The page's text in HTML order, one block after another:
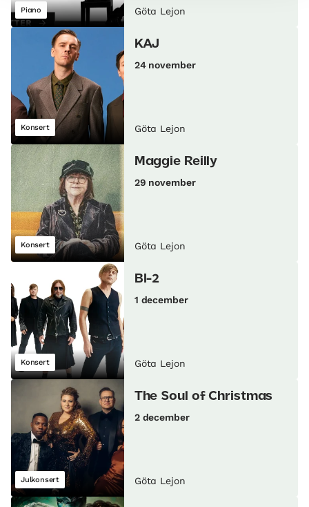
Piano Göta Lejon
Konsert
KAJ
24 november
Göta Lejon
Konsert
Maggie Reilly
29 november
Göta Lejon
Konsert
BI-2
1 december
Göta Lejon
Julkonsert
The Soul of Christmas
2 december
Göta Lejon